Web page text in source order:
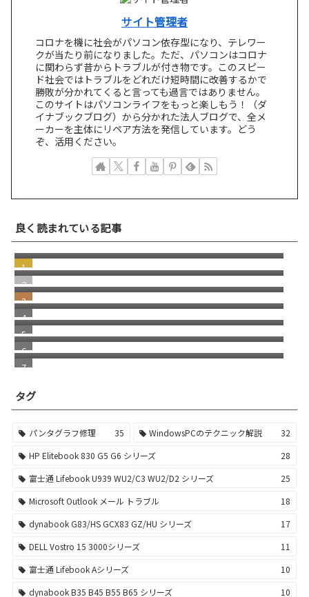
サイト管理者
コロナを機に社会がパソコン依存型になり、テレワー
クが当たり前になりました。ただ、パソコンはコロナ
に関わらず昔からトラブルが付き物です。このスピー
ド社会ではトラブルをどれだけ短時間に改善するかで
勝敗が分かれてくると言っても過言ではありません。
このサイトはパソコンライフをもっと楽しもう！（ダ
イナブックブログ）から分かれた法人ブログで、全メ
ーカーを主体にリペア方法を発信しています。どう
ぞ、活用ください。
良く読まれている記事
dynabook B65/ER 電源入れるとBIOS／
Setup Utility画面が出る
キーキャップが外れた！HP Elitebook 830
G7 G8 シリーズ キーボード修理／パンタグラ
フ修理
NEC Mate タイプMLのM.2 SSDを交換 SSDの
取り方／レノボ デスクトップPC共通
HP Elitebook830 G5 G6 シリーズ キーボード
部分修理 パンタグラフ／キートップ交換
明らかな詐欺！Norton McAfee を語った警告
メッセージに注意
富士通 Lifebook シリーズのドライバーダウ
ンロードサイト
Microsoft Outlook classic（クラシック）だ
けを新たにダウンロードしたい場合／再イン
ストール
タグ
パンタグラフ修理 35 WindowsPCのテクニック解説
32
HP Elitebook 830 G5 G6 シリーズ
28
富士通 Lifebook U939 WU2/C3 WU2/D2 シリーズ
25
Microsoft Outlook メール トラブル
18
dynabook G83/HS GCX83 GZ/HU シリーズ
17
DELL Vostro 15 3000シリーズ
11
富士通 Lifebook Aシリーズ
10
dynabook B35 B45 B55 B65 シリーズ
10